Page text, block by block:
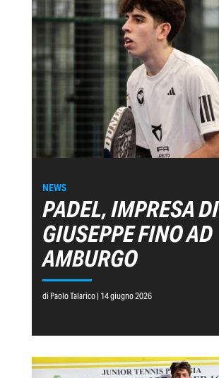
NEWS
PADEL, IMPRESA DI
GIUSEPPE FINO AD
AMBURGO
di Paolo Talarico | 14 giugno 2026